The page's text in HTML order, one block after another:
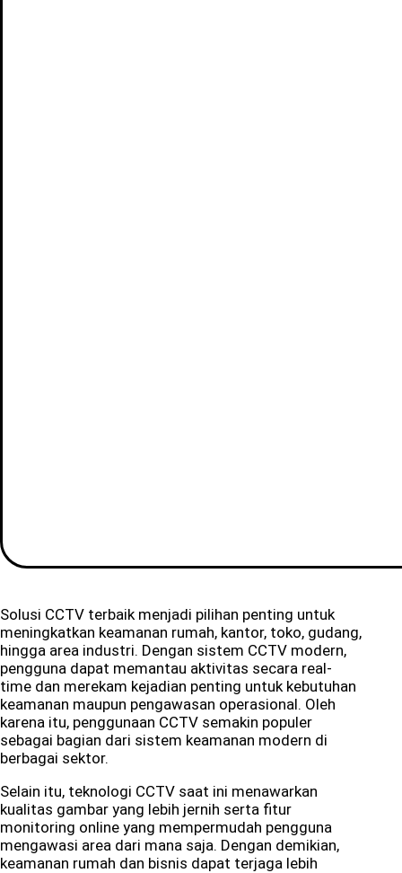
Solusi CCTV terbaik menjadi pilihan penting untuk
meningkatkan keamanan rumah, kantor, toko, gudang,
hingga area industri. Dengan sistem CCTV modern,
pengguna dapat memantau aktivitas secara real-
time dan merekam kejadian penting untuk kebutuhan
keamanan maupun pengawasan operasional. Oleh
karena itu, penggunaan CCTV semakin populer
sebagai bagian dari sistem keamanan modern di
berbagai sektor.
Selain itu, teknologi CCTV saat ini menawarkan
kualitas gambar yang lebih jernih serta fitur
monitoring online yang mempermudah pengguna
mengawasi area dari mana saja. Dengan demikian,
keamanan rumah dan bisnis dapat terjaga lebih